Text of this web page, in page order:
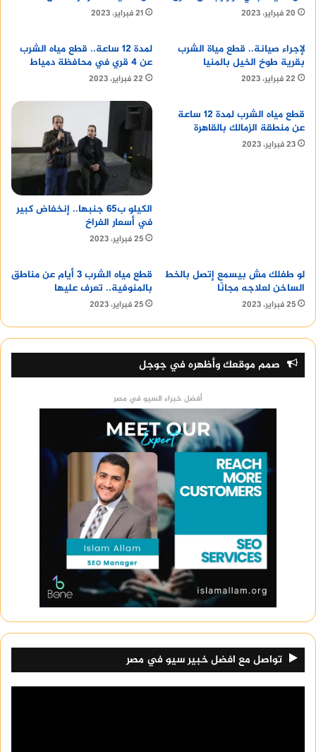
20 فبراير، 2023 21 فبراير، 2023
لإجراء صيانة.. قطع مياة الشرب
بقرية طوخ الخيل بالمنيا
22 فبراير، 2023
لمدة 12 ساعة.. قطع مياه الشرب
عن 4 قري في محافظة دمياط
22 فبراير، 2023
قطع مياه الشرب لمدة 12 ساعة
عن منطقة الزمالك بالقاهرة
23 فبراير، 2023
الكيلو ب65 جنبها.. إنخفاض كبير
في أسعار الفراخ
25 فبراير، 2023
لو طفلك مش بيسمع إتصل بالخط
الساخن لعلاجه مجانًا
25 فبراير، 2023
قطع مياه الشرب 3 أيام عن مناطق
بالمنوفية.. تعرف عليها
25 فبراير، 2023
صمم موقعك وأظهره في جوجل
أفضل خبراء السيو في مصر
تواصل مع افضل خبير سيو في مصر